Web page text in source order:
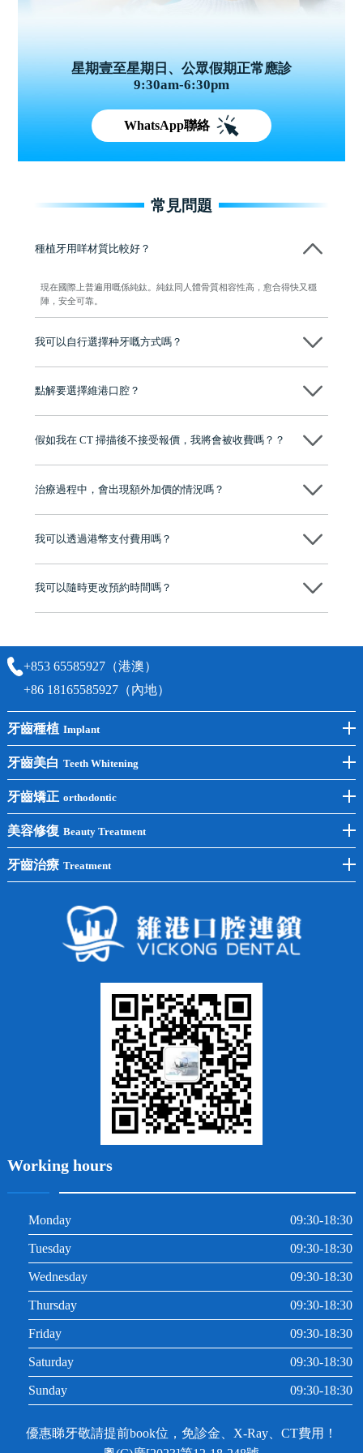
星期壹至星期日、公眾假期正常應診
9:30am-6:30pm
WhatsApp聯絡
常見問題
種植牙用咩材質比較好？
現在國際上普遍用嘅係純鈦。純鈦同人體骨質相容性高，愈合得快又穩
陣，安全可靠。
我可以自行選擇种牙嘅方式嗎？
程及費用，未開始實際治療服務前，不會收取任何費用
點解要選擇維港口腔？
維港口腔踐行「醫道濟世」的大學校訓，各分院匯聚來自香港、內地的
牌」、「2025香港企業領袖品牌」，是諾貝爾種植系統全球放心植牙中
至今已服務超過三十個國家和地區的顧客，受到粵港澳大灣區及周邊城
市市民極高的口碑評價及信任推薦 珠海、深圳設有八大分院，香港亦設
有咨詢及服務保障中心，有任何問題都可以隨時預約免費咨詢，讓人十
假如我在 CT 掃描後不接受報價，我將會被收費嗎？？
治療過程中，會出現額外加價的情況嗎？
我可以透過港幣支付費用嗎？
我可以隨時更改預約時間嗎？
可以，請盡早通過wechat或whatsapp聯絡我們，告知我們你原本預約的
+853 65585927（港澳）
+86 18165585927（內地）
牙齒種植 Implant
前牙種植
後牙種植
單顆種植
半口種植
全口種植
牙齒美白 Teeth Whitening
冷光美白
洗牙
四環素牙
常見問題
牙齒矯正 orthodontic
牙齒矯正
兒童矯正
牙列不齊
美容修復 Beauty Treatment
全瓷牙
牙齒治療 Treatment
Working hours
Monday 09:30-18:30
Tuesday 09:30-18:30
Wednesday 09:30-18:30
Thursday 09:30-18:30
Friday 09:30-18:30
Saturday 09:30-18:30
Sunday 09:30-18:30
優惠睇牙敬請提前book位，免診金、X-Ray、CT費用！